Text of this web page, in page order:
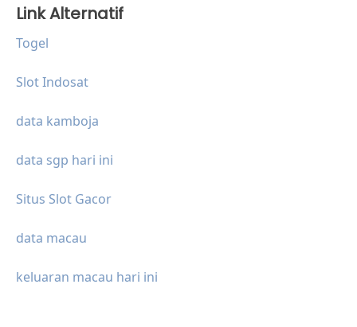
Link Alternatif
Togel
Slot Indosat
data kamboja
data sgp hari ini
Situs Slot Gacor
data macau
keluaran macau hari ini